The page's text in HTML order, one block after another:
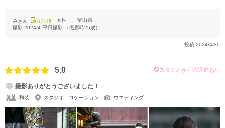
みさん 認証済 女性
富山県
撮影 2024/4 平日撮影 （撮影時25歳）
投稿 2024/4/30
5.0 スタジオからの返信あり
撮影ありがとうございました！
和装 スタジオ、ロケーション ウエディング